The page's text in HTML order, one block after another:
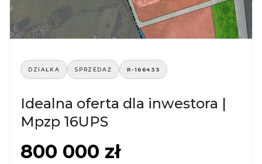
DZIAŁKA SPRZEDAŻ R-166433
Idealna oferta dla inwestora |
Mpzp 16UPS
800 000 zł